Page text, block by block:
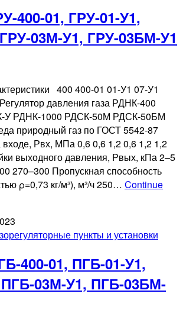
400-01, ГРУ-01-У1,
03М-У1, ГРУ-03БМ-У1
400 400-01 01-У1 07-У1
давления газа РДНК-400
У РДНК-1000 РДСК-50М РДСК-50БМ
природный газ по ГОСТ 5542-87
входе, Рвх, МПа 0,6 0,6 1,2 0,6 1,2 1,2
выходного давления, Рвых, кПа 2–5
270–300 Пропускная способность
ρ=0,73 кг/м³), м³/ч 250… Continue
пункты и установки
400-01, ПГБ-01-У1,
03М-У1, ПГБ-03БМ-